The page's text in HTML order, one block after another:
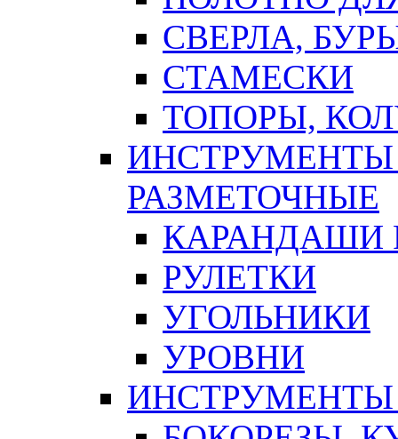
СВЕРЛА,
СТАМЕСКИ
ТОПОРЫ,
ИНСТРУМЕНТЫ
РАЗМЕТОЧНЫЕ
КАРАНДАШИ
РУЛЕТКИ
УГОЛЬНИКИ
УРОВНИ